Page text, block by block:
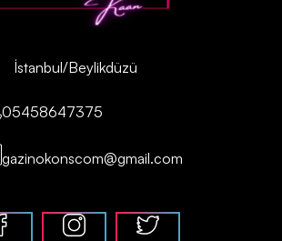
İstanbul/Beylikdüzü
05458647375
gazinokonscom@gmail.com